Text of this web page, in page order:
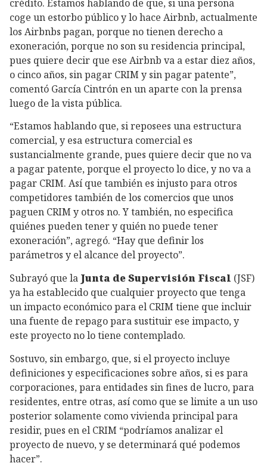
crédito. Estamos hablando de que, si una persona
coge un estorbo público y lo hace Airbnb, actualmente
los Airbnbs pagan, porque no tienen derecho a
exoneración, porque no son su residencia principal,
pues quiere decir que ese Airbnb va a estar diez años,
o cinco años, sin pagar CRIM y sin pagar patente”,
comentó García Cintrón en un aparte con la prensa
luego de la vista pública.
“Estamos hablando que, si reposees una estructura
comercial, y esa estructura comercial es
sustancialmente grande, pues quiere decir que no va
a pagar patente, porque el proyecto lo dice, y no va a
pagar CRIM. Así que también es injusto para otros
competidores también de los comercios que unos
paguen CRIM y otros no. Y también, no especifica
quiénes pueden tener y quién no puede tener
exoneración”, agregó. “Hay que definir los
parámetros y el alcance del proyecto”.
Subrayó que la Junta de Supervisión Fiscal (JSF)
ya ha establecido que cualquier proyecto que tenga
un impacto económico para el CRIM tiene que incluir
una fuente de repago para sustituir ese impacto, y
este proyecto no lo tiene contemplado.
Sostuvo, sin embargo, que, si el proyecto incluye
definiciones y especificaciones sobre años, si es para
corporaciones, para entidades sin fines de lucro, para
residentes, entre otras, así como que se limite a un uso
posterior solamente como vivienda principal para
residir, pues en el CRIM “podríamos analizar el
proyecto de nuevo, y se determinará qué podemos
hacer”.